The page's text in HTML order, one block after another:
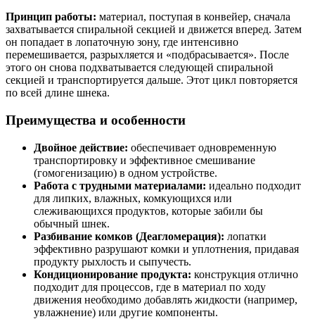
Принцип работы: материал, поступая в конвейер, сначала
захватывается спиральной секцией и движется вперед. Затем
он попадает в лопаточную зону, где интенсивно
перемешивается, разрыхляется и «подбрасывается». После
этого он снова подхватывается следующей спиральной
секцией и транспортируется дальше. Этот цикл повторяется
по всей длине шнека.
Преимущества и особенности
Двойное действие: обеспечивает одновременную
транспортировку и эффективное смешивание
(гомогенизацию) в одном устройстве.
Работа с трудными материалами: идеально подходит
для липких, влажных, комкующихся или
слеживающихся продуктов, которые забили бы
обычный шнек.
Разбивание комков (Деагломерация): лопатки
эффективно разрушают комки и уплотнения, придавая
продукту рыхлость и сыпучесть.
Кондиционирование продукта: конструкция отлично
подходит для процессов, где в материал по ходу
движения необходимо добавлять жидкости (например,
увлажнение) или другие компоненты.